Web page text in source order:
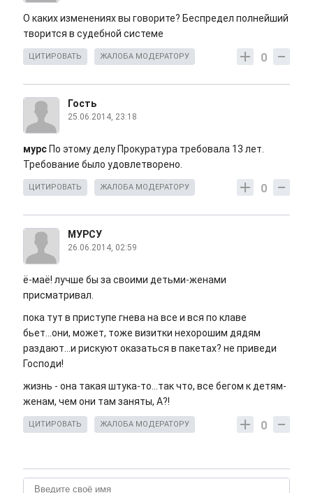
О каких изменениях вы говорите? Беспредел полнейший
творится в судебной системе
0
ЦИТИРОВАТЬ ЖАЛОБА МОДЕРАТОРУ
Гость
25.06.2014, 23:18
мурс По этому делу Прокуратура требовала 13 лет.
Требование было удовлетворено.
0
ЦИТИРОВАТЬ ЖАЛОБА МОДЕРАТОРУ
МУРСУ
26.06.2014, 02:59
ё-маё! лучше бы за своими детьми-женами
присматривал.
пока тут в приступе гнева на все и вся по клаве
бьет...они, может, тоже визитки нехорошим дядям
раздают...и рискуют оказаться в пакетах? не приведи
Господи!
жизнь - она такая штука-то...так что, все бегом к детям-
женам, чем они там заняты, А?!
0
ЦИТИРОВАТЬ ЖАЛОБА МОДЕРАТОРУ